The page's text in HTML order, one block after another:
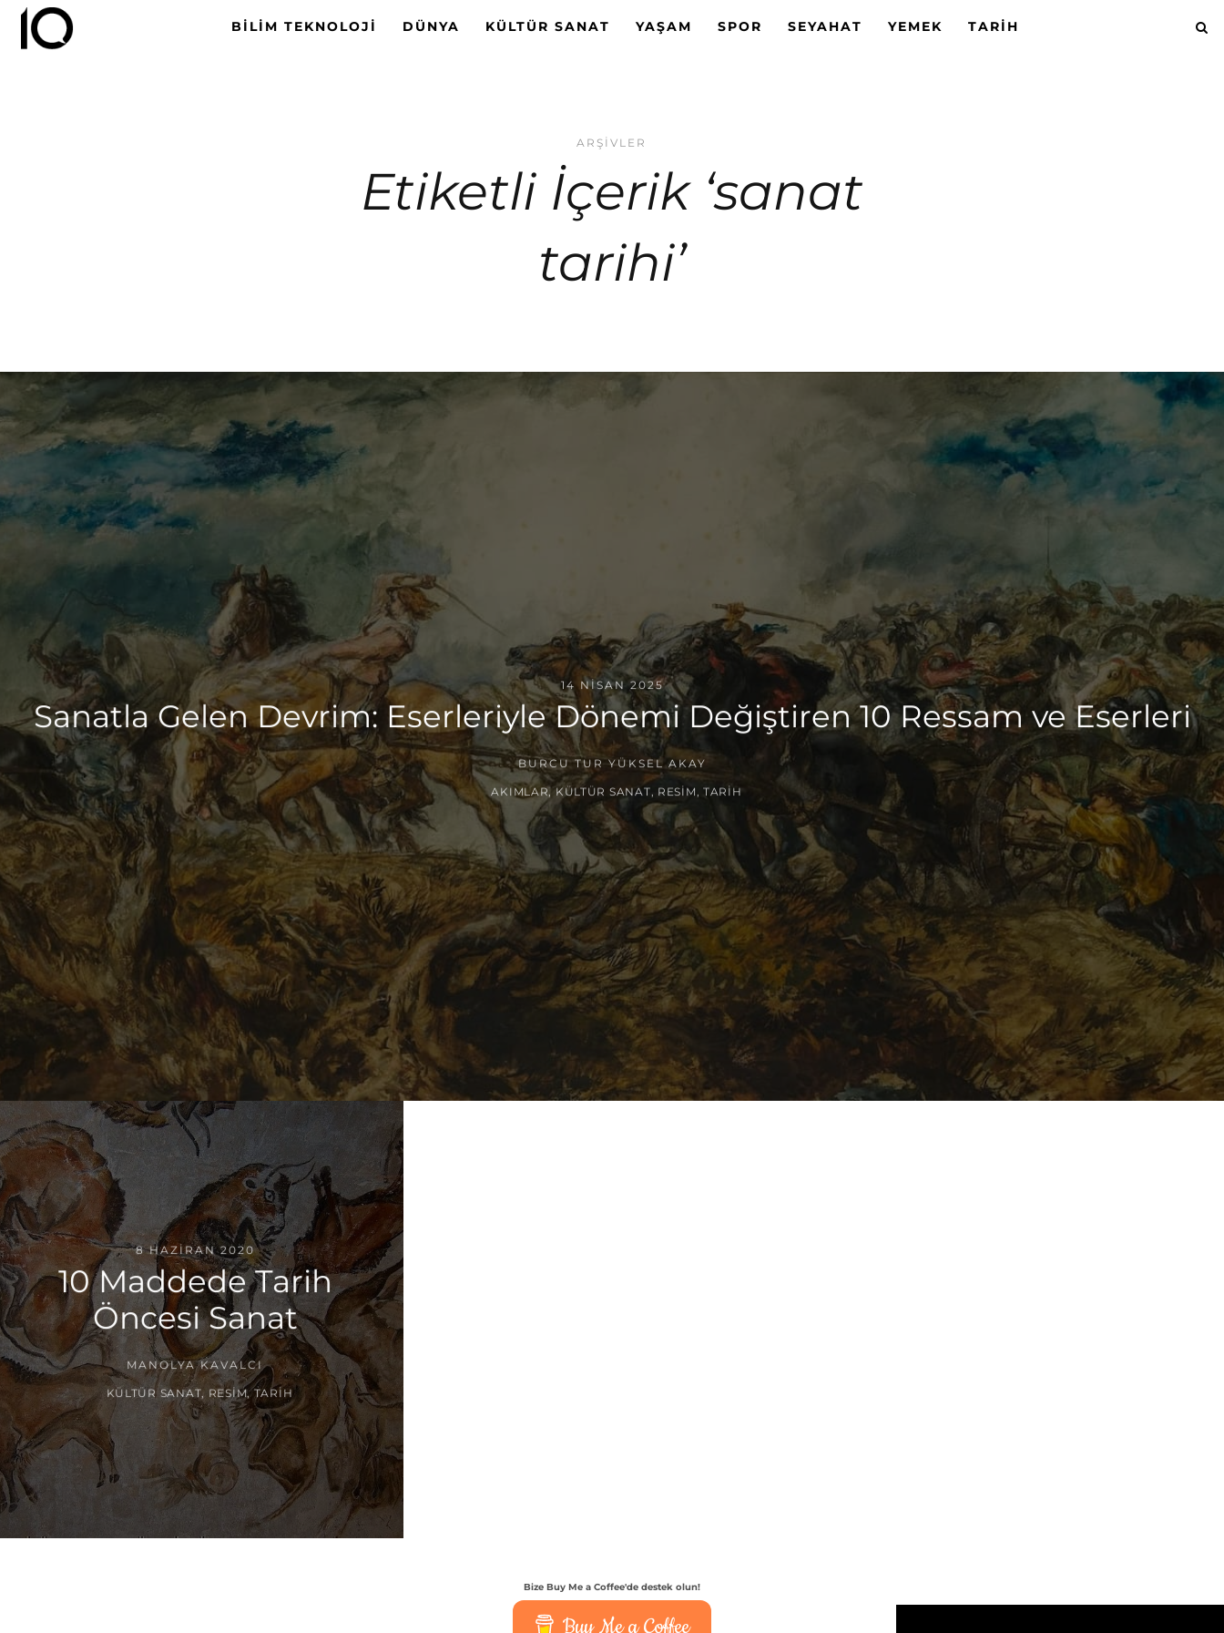
BILIM TEKNOLOJI DÜNYA KÜLTÜR SANAT YAŞAM SPOR SEYAHAT YEMEK TARIH
ARŞIVLER
Etiketli İçerik ‘sanat
tarihi’
14 NISAN 2025
Sanatla Gelen Devrim: Eserleriyle Dönemi Değiştiren 10 Ressam ve Eserleri
BURCU TUR YÜKSEL AKAY
AKIMLAR , KÜLTÜR SANAT, RESIM ,TARIH
8 HAZIRAN 2020
10 Maddede Tarih
Öncesi Sanat
MANOLYA KAVALCI
KÜLTÜR SANAT, RESIM,TARIH
Bize Buy Me a Coffee'de destek olun!
Buy Me a Coffee